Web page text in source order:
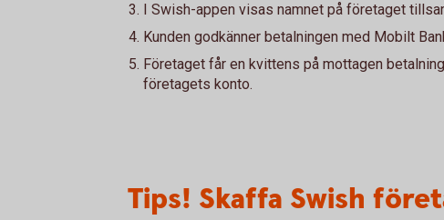
I Swish-appen visas namnet på företaget
Kunden godkänner betalningen med Mobilt
Företaget får en kvittens på mottagen
företagets konto.
Tips! Skaffa Swish